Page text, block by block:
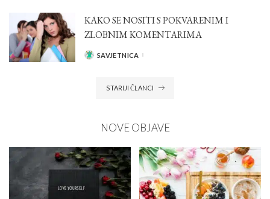
KAKO SE NOSITI S POKVARENIM I
ZLOBNIM KOMENTARIMA
POSTED
SAVJETNICA
STARIJI ČLANCI
NOVE OBJAVE